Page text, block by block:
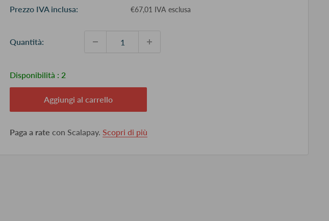
Prezzo IVA inclusa: €67,01 IVA esclusa
Quantità:
Disponibilità : 2
Aggiungi al carrello
Paga a rate con Scalapay. Scopri di più